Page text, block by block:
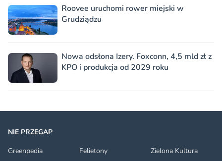
Roovee uruchomi rower miejski w
Grudziądzu
Nowa odsłona Izery. Foxconn, 4,5 mld zł z
KPO i produkcja od 2029 roku
NIE PRZEGAP
Greenpedia
Felietony Zielona Kultura